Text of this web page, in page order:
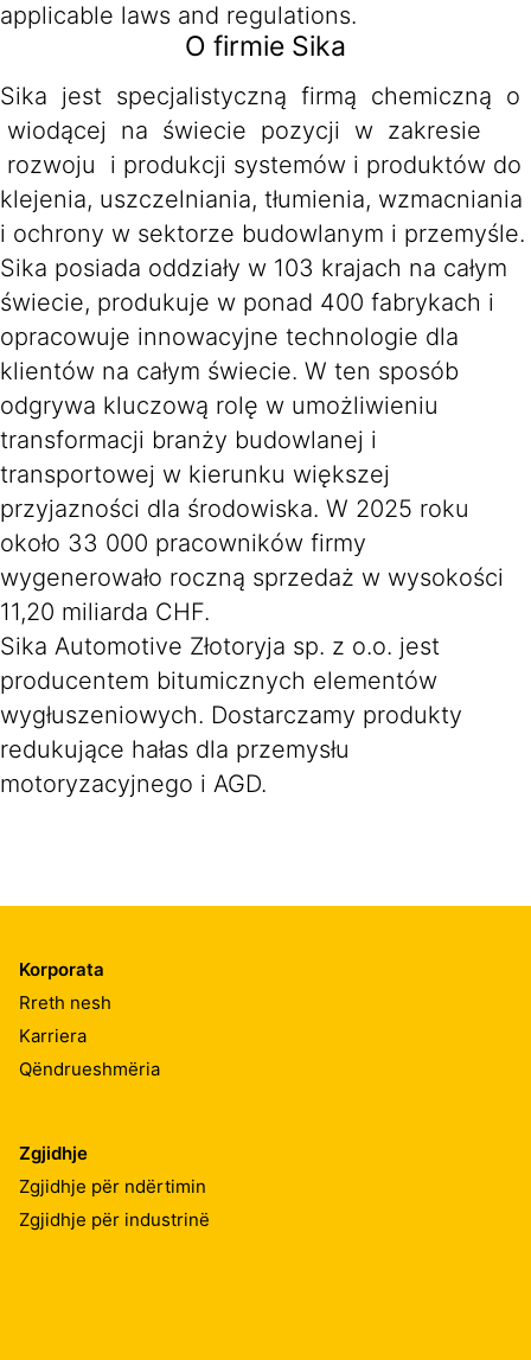
applicable laws and regulations.
O firmie Sika
Sika jest specjalistyczną firmą chemiczną o
wiodącej na świecie pozycji w zakresie
rozwoju i produkcji systemów i produktów do
klejenia, uszczelniania, tłumienia, wzmacniania
i ochrony w sektorze budowlanym i przemyśle.
Sika posiada oddziały w 103 krajach na całym
świecie, produkuje w ponad 400 fabrykach i
opracowuje innowacyjne technologie dla
klientów na całym świecie. W ten sposób
odgrywa kluczową rolę w umożliwieniu
transformacji branży budowlanej i
transportowej w kierunku większej
przyjazności dla środowiska. W 2025 roku
około 33 000 pracowników firmy
wygenerowało roczną sprzedaż w wysokości
11,20 miliarda CHF.
Sika Automotive Złotoryja sp. z o.o. jest
producentem bitumicznych elementów
wygłuszeniowych. Dostarczamy produkty
redukujące hałas dla przemysłu
motoryzacyjnego i AGD.
Korporata
Rreth nesh
Karriera
Qëndrueshmëria
Zgjidhje
Zgjidhje për ndërtimin
Zgjidhje për industrinë